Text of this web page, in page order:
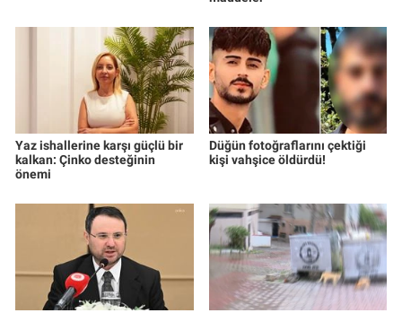
Yaz ishallerine karşı güçlü bir
kalkan: Çinko desteğinin
önemi
Düğün fotoğraflarını çektiği
kişi vahşice öldürdü!